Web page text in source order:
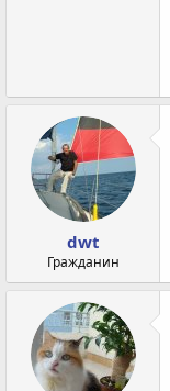
dwt
Гражданин